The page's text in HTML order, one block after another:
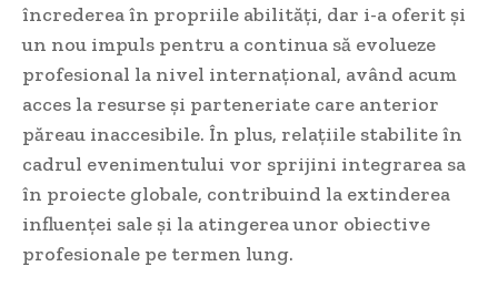
încrederea în propriile abilități, dar i-a oferit și
un nou impuls pentru a continua să evolueze
profesional la nivel internațional, având acum
acces la resurse și parteneriate care anterior
păreau inaccesibile. În plus, relațiile stabilite în
cadrul evenimentului vor sprijini integrarea sa
în proiecte globale, contribuind la extinderea
influenței sale și la atingerea unor obiective
profesionale pe termen lung.